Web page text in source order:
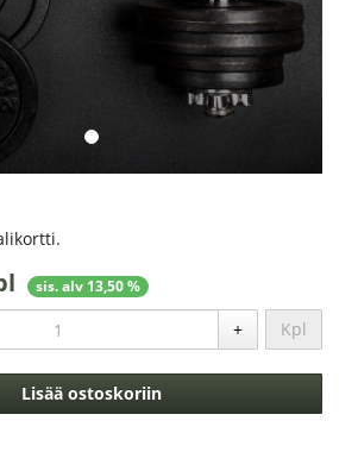
sis. alv 13,50 %
+ Kpl
Lisää ostoskoriin